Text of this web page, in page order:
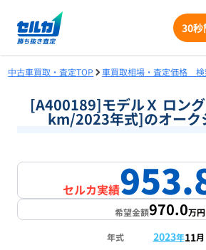
30秒
中古車買取・査定TOP 車買取相場・査定価格
[A400189]モデルＸ ロン
km/2023年式]のオーク
セルカ実績
希望金額970.0万円
年式 2023年11月